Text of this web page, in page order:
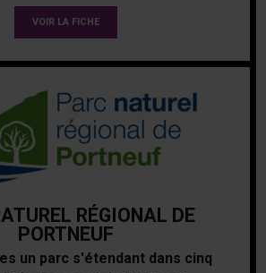
VOIR LA FICHE
RÉGIONAL DE
PORTNEUF
un parc s'étendant dans cinq